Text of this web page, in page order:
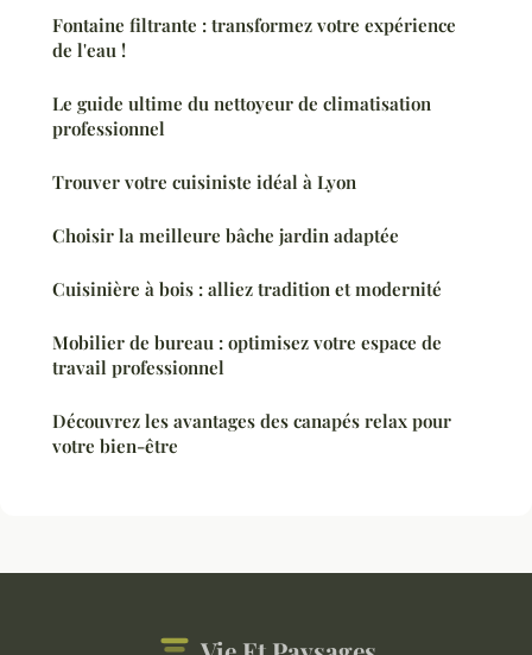
Fontaine filtrante : transformez votre expérience
de l'eau !
Le guide ultime du nettoyeur de climatisation
professionnel
Trouver votre cuisiniste idéal à Lyon
Choisir la meilleure bâche jardin adaptée
Cuisinière à bois : alliez tradition et modernité
Mobilier de bureau : optimisez votre espace de
travail professionnel
Découvrez les avantages des canapés relax pour
votre bien-être